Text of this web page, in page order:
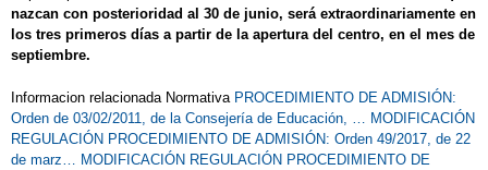
nazcan con posterioridad al 30 de junio, será extraordinariamente en
los tres primeros días a partir de la apertura del centro, en el mes de
septiembre.
Informacion relacionada Normativa PROCEDIMIENTO DE ADMISIÓN:
Orden de 03/02/2011, de la Consejería de Educación, …
MODIFICACIÓN
REGULACIÓN PROCEDIMIENTO DE ADMISIÓN: Orden 49/2017, de 22
de marz…
MODIFICACIÓN REGULACIÓN PROCEDIMIENTO DE